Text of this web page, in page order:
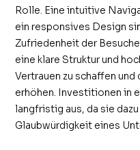
Rolle. Eine intuitive
ein responsives Design
Zufriedenheit der
eine klare Struktur und
Vertrauen zu schaffen
erhöhen. Investitionen in
langfristig aus, da sie
Glaubwürdigkeit eines